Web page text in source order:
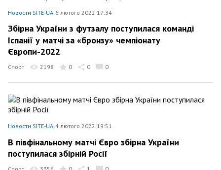
Новости SITE-UA 6 лютого 2022 17:34
Збірна України з футзалу поступилася команді
Іспанії у матчі за «бронзу» чемпіонату
Європи-2022
Спорт 2198 0 0 0
Новости SITE-UA 4 лютого 2022 19:51
В півфінальному матчі Євро збірна України
поступилася збірній Росії